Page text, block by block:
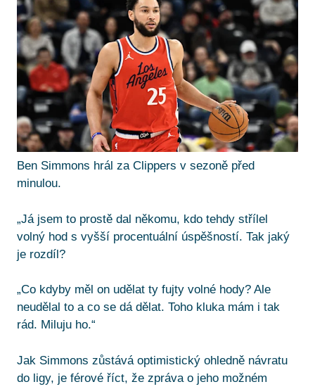
Ben Simmons hrál za Clippers v sezoně před
minulou.
„Já jsem to prostě dal někomu, kdo tehdy střílel
volný hod s vyšší procentuální úspěšností. Tak jaký
je rozdíl?
„Co kdyby měl on udělat ty fujty volné hody? Ale
neudělal to a co se dá dělat. Toho kluka mám i tak
rád. Miluju ho.“
Jak Simmons zůstává optimistický ohledně návratu
do ligy, je férové říct, že zpráva o jeho možném